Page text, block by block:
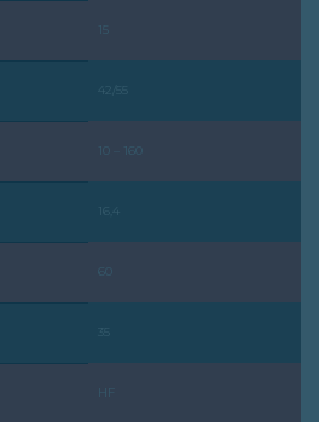
15
42/55
10 – 160
16,4
HF